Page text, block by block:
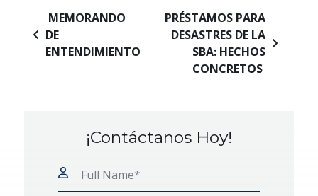
Navegación de entradas
MEMORANDO
DE
ENTENDIMIENTO
PRÉSTAMOS PARA
DESASTRES DE LA
SBA: HECHOS
CONCRETOS
¡Contáctanos Hoy!